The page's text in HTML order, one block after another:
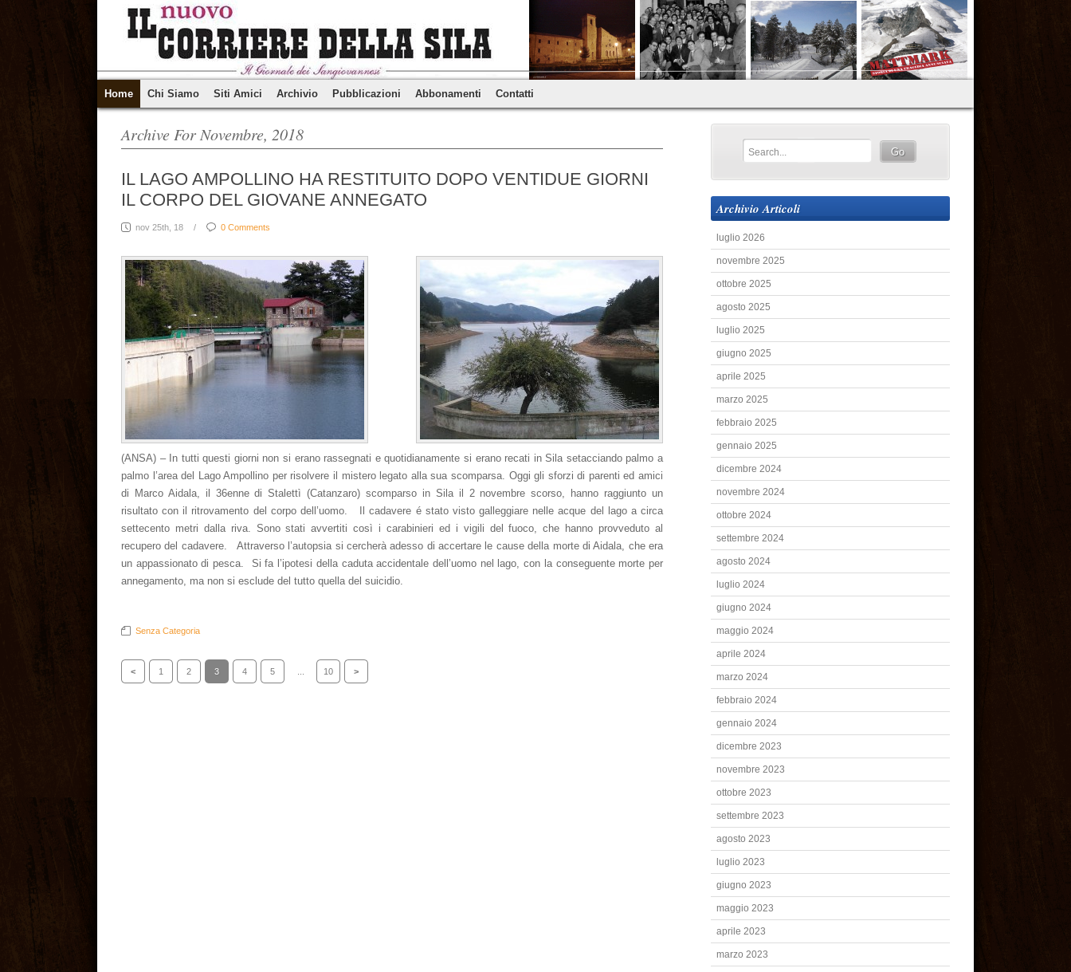
Home Chi Siamo Siti Amici Archivio Pubblicazioni Abbonamenti Contatti
Archive For Novembre, 2018
IL LAGO AMPOLLINO HA RESTITUITO DOPO VENTIDUE GIORNI
IL CORPO DEL GIOVANE ANNEGATO
nov 25th, 18 / 0 Comments
(ANSA) – In tutti questi giorni non si erano rassegnati e quotidianamente si erano recati in Sila setacciando palmo a
palmo l’area del Lago Ampollino per risolvere il mistero legato alla sua scomparsa. Oggi gli sforzi di parenti ed amici
di Marco Aidala, il 36enne di Stalettì (Catanzaro) scomparso in Sila il 2 novembre scorso, hanno raggiunto un
risultato con il ritrovamento del corpo dell’uomo. Il cadavere é stato visto galleggiare nelle acque del lago a circa
settecento metri dalla riva. Sono stati avvertiti così i carabinieri ed i vigili del fuoco, che hanno provveduto al
recupero del cadavere. Attraverso l’autopsia si cercherà adesso di accertare le cause della morte di Aidala, che era
un appassionato di pesca. Si fa l’ipotesi della caduta accidentale dell’uomo nel lago, con la conseguente morte per
annegamento, ma non si esclude del tutto quella del suicidio.
Senza Categoria
< 1 2 3 4 5 10 >
Archivio Articoli
luglio 2026
novembre 2025
ottobre 2025
agosto 2025
luglio 2025
giugno 2025
aprile 2025
marzo 2025
febbraio 2025
gennaio 2025
dicembre 2024
novembre 2024
ottobre 2024
settembre 2024
agosto 2024
luglio 2024
giugno 2024
maggio 2024
aprile 2024
marzo 2024
febbraio 2024
gennaio 2024
dicembre 2023
novembre 2023
ottobre 2023
settembre 2023
agosto 2023
luglio 2023
giugno 2023
maggio 2023
aprile 2023
marzo 2023